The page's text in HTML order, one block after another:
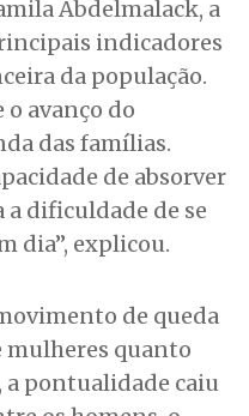
Abdelmalack, a
indicadores
da população.
o avanço do
das famílias.
de absorver
a dificuldade de se
dia”, explicou.
de queda
quanto
a pontualidade caiu